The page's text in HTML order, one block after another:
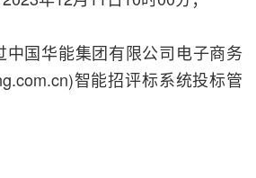
中国华能集团有限公司电子商务
智能招评标系统投标管